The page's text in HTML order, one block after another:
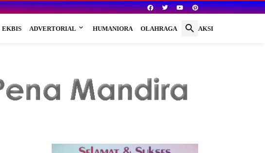
EKBIS ADVERTORIAL HUMANIORA OLAHRAGA REDAKSI